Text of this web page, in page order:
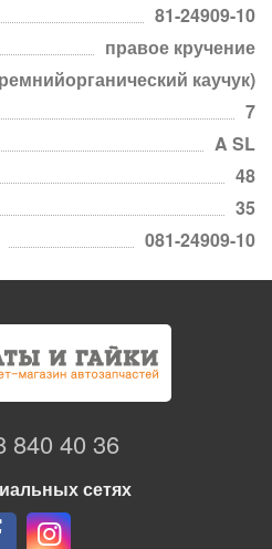
81-24909-10
правое кручение
каучук)
7
A SL
48
35
081-24909-10
840 40 36
сетях